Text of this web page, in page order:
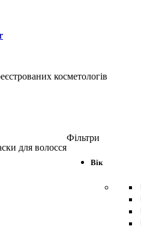
косметологів
для волосся
Фільтри
Вік